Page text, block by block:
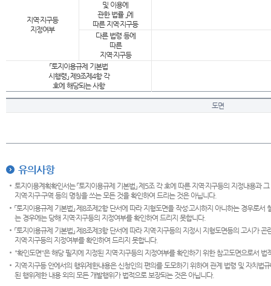
지역·지구등
지정여부
및 이용에
관한 법률 」에
따른 지역·지구등
다른 법령 등에
따른
지역·지구등
「토지이용규제 기본법
시행령」 제9조제4항 각
호에 해당되는 사항
도면
유의사항
토지이용계획확인서는 「토지이용규제 기본법」 제5조 각 호에 따른 지역·지구등의 지정내용
지역·지구·구역 등의 명칭을 쓰는 모든 것을 확인하여 드리는 것은 아닙니다.
「토지이용규제 기본법」 제8조제2항 단서에 따라 지형도면을 작성·고시하지 아니하는 경우로
는 경우에는 당해 지역·지구등의 지정여부를 확인하여 드리지 못합니다.
「토지이용규제 기본법」 제8조제3항 단서에 따라 지역·지구등의 지정시 지형도면등의 고시가
지역·지구등의 지정여부를 확인하여 드리지 못합니다.
"확인도면"은 해당 필지에 지정된 지역·지구등의 지정여부를 확인하기 위한 참고도면으로서
지역·지구등 안에서의 행위제한내용은 신청인의 편의를 도모하기 위하여 관계 법령 및 자치
된 행위제한 내용 외의 모든 개발행위가 법적으로 보장되는 것은 아닙니다.